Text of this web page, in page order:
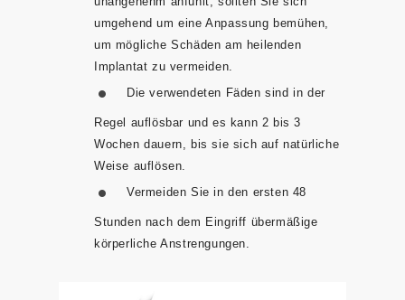
umgehend um eine Anpassung bemühen,
um mögliche Schäden am heilenden
Implantat zu vermeiden.
Die verwendeten Fäden sind in der
Regel auflösbar und es kann 2 bis 3
Wochen dauern, bis sie sich auf natürliche
Weise auflösen.
Vermeiden Sie in den ersten 48
Stunden nach dem Eingriff übermäßige
körperliche Anstrengungen.